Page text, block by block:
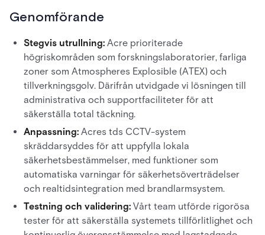
Genomförande
Stegvis utrullning: Acre prioriterade
högriskområden som forskningslaboratorier, farliga
zoner som Atmospheres Explosible (ATEX) och
tillverkningsgolv. Därifrån utvidgade vi lösningen till
administrativa och supportfaciliteter för att
säkerställa total täckning.
Anpassning: Acres tds CCTV-system
skräddarsyddes för att uppfylla lokala
säkerhetsbestämmelser, med funktioner som
automatiska varningar för säkerhetsöverträdelser
och realtidsintegration med brandlarmsystem.
Testning och validering: Vårt team utförde rigorösa
tester för att säkerställa systemets tillförlitlighet och